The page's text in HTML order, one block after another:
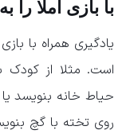
با بازی املا را
یادگیری همراه با
است. مثلا از کودک
حیاط خانه بنویسد
روی تخته با گچ